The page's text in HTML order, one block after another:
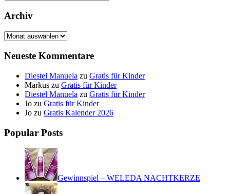
Archiv
Archiv
Neueste Kommentare
Diestel Manuela zu Gratis für Kinder
Markus zu Gratis für Kinder
Diestel Manuela zu Gratis für Kinder
Jo zu Gratis für Kinder
Jo zu Gratis Kalender 2026
Popular Posts
Gewinnspiel – WELEDA NACHTKERZE